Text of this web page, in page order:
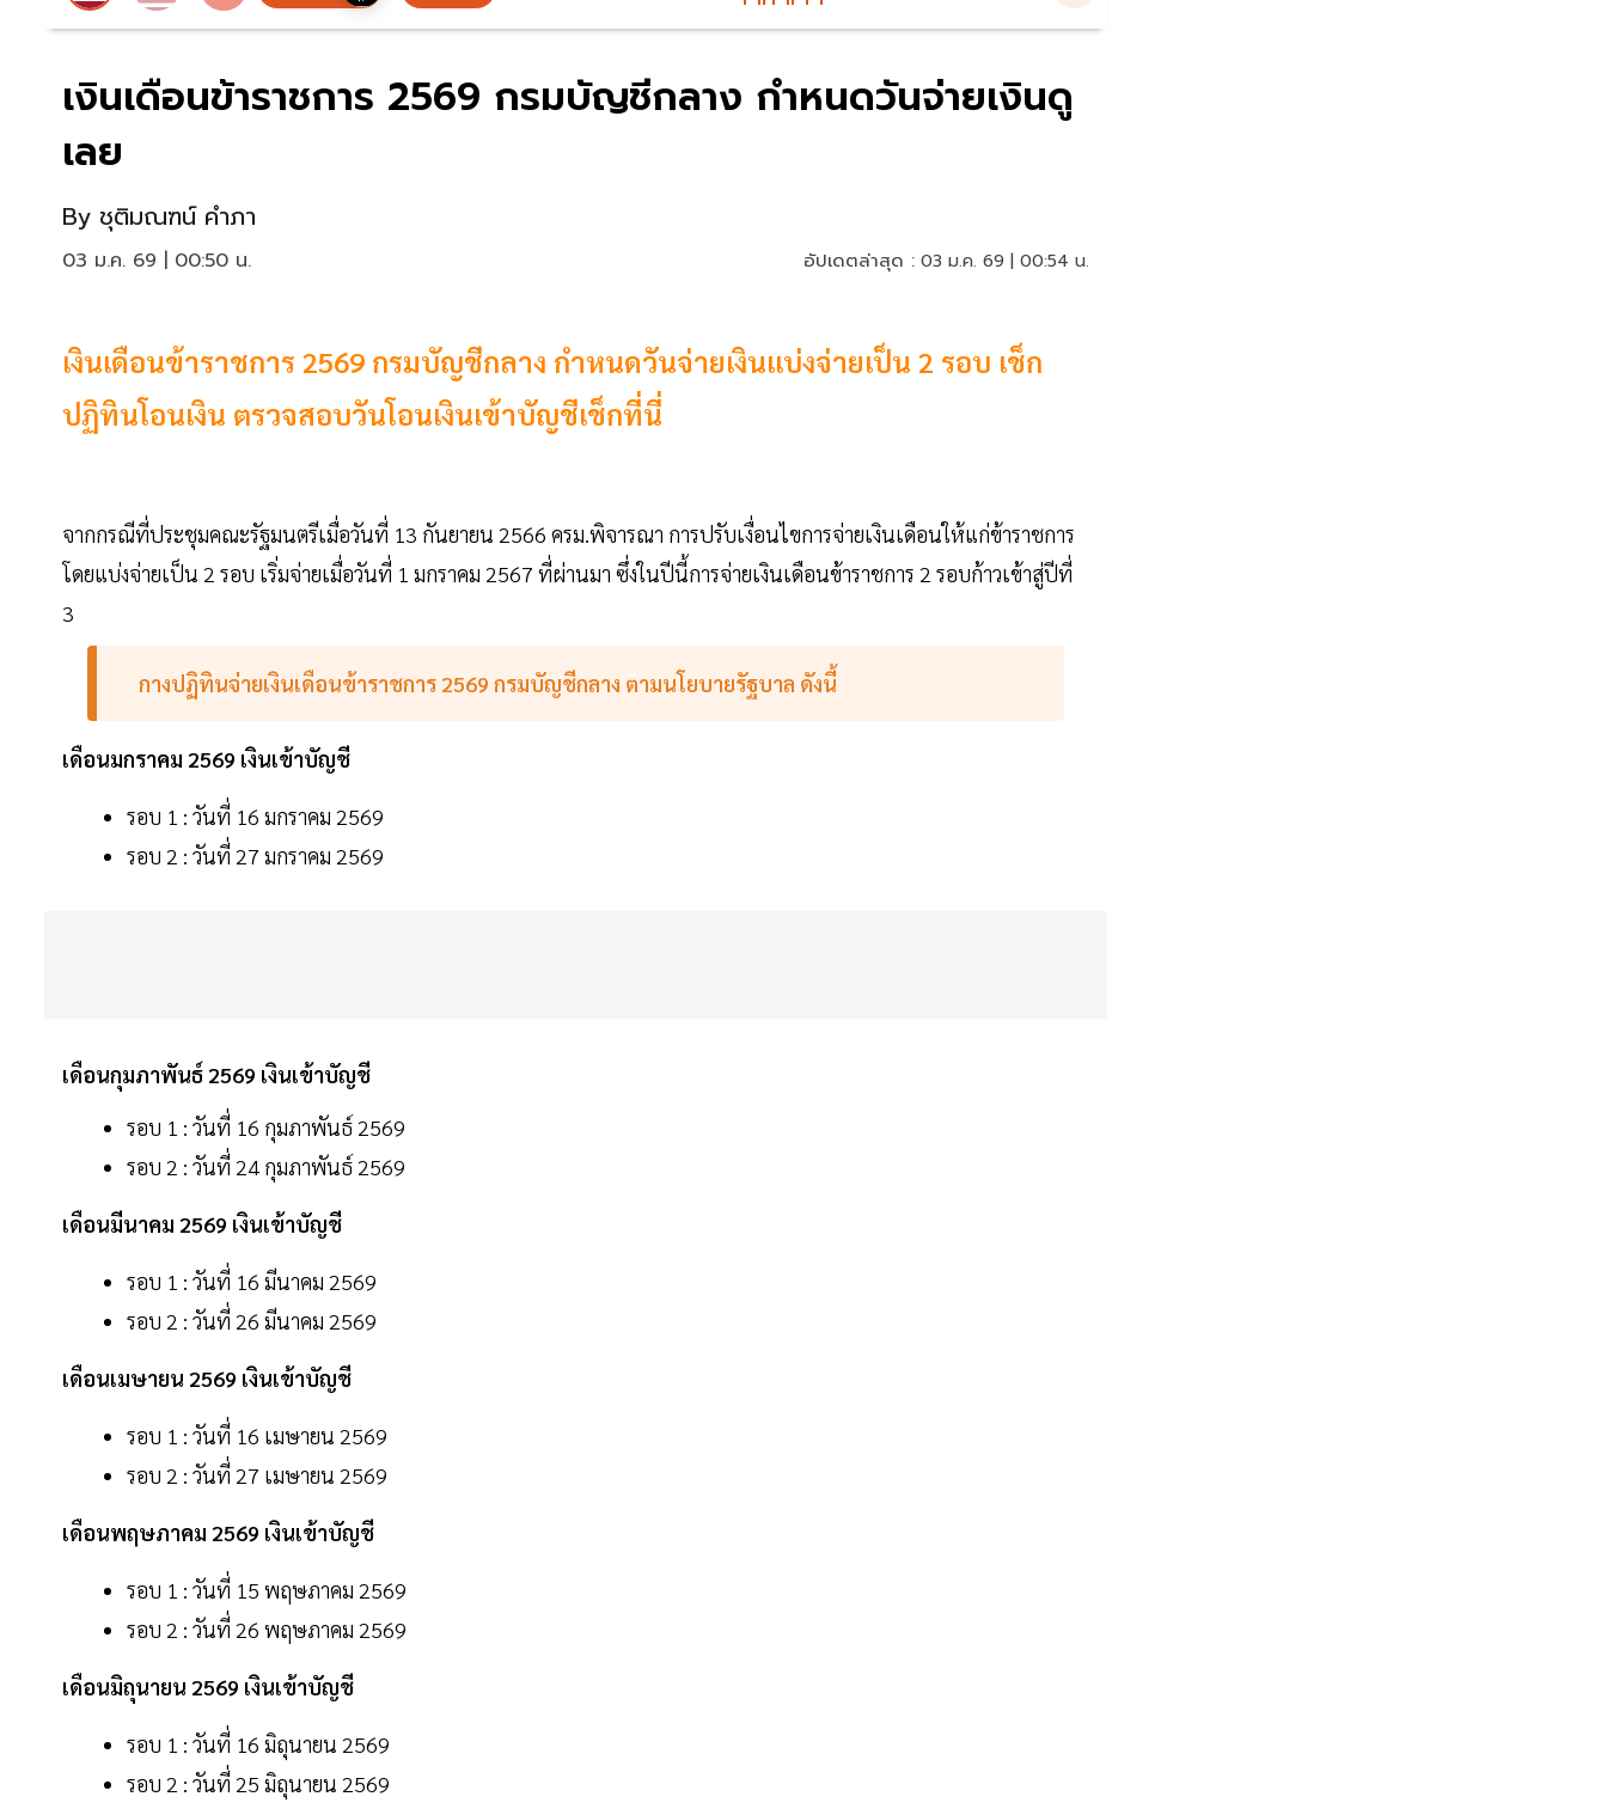
เงินเดือนข้าราชการ 2569 กรมบัญชีกลาง กำหนดวันจ่ายเงินดู
เลย
By ชุติมณฑน์ คำภา
03 ม.ค. 69 | 00:50 น. อัปเดตล่าสุด : 03 ม.ค. 69 | 00:54 น.
เงินเดือนข้าราชการ 2569 กรมบัญชีกลาง กำหนดวันจ่ายเงินแบ่งจ่ายเป็น 2 รอบ เช็ก
ปฏิทินโอนเงิน ตรวจสอบวันโอนเงินเข้าบัญชีเช็กที่นี่
จากกรณีที่ประชุมคณะรัฐมนตรีเมื่อวันที่ 13 กันยายน 2566 ครม.พิจารณา การปรับเงื่อนไขการจ่ายเงินเดือนให้แก่ข้าราชการ
โดยแบ่งจ่ายเป็น 2 รอบ เริ่มจ่ายเมื่อวันที่ 1 มกราคม 2567 ที่ผ่านมา ซึ่งในปีนี้การจ่ายเงินเดือนข้าราชการ 2 รอบก้าวเข้าสู่ปีที่
3
กางปฏิทินจ่ายเงินเดือนข้าราชการ 2569 กรมบัญชีกลาง ตามนโยบายรัฐบาล ดังนี้
เดือนมกราคม 2569 เงินเข้าบัญชี
รอบ 1 : วันที่ 16 มกราคม 2569
รอบ 2 : วันที่ 27 มกราคม 2569
เดือนกุมภาพันธ์ 2569 เงินเข้าบัญชี
รอบ 1 : วันที่ 16 กุมภาพันธ์ 2569
รอบ 2 : วันที่ 24 กุมภาพันธ์ 2569
เดือนมีนาคม 2569 เงินเข้าบัญชี
รอบ 1 : วันที่ 16 มีนาคม 2569
รอบ 2 : วันที่ 26 มีนาคม 2569
เดือนเมษายน 2569 เงินเข้าบัญชี
รอบ 1 : วันที่ 16 เมษายน 2569
รอบ 2 : วันที่ 27 เมษายน 2569
เดือนพฤษภาคม 2569 เงินเข้าบัญชี
รอบ 1 : วันที่ 15 พฤษภาคม 2569
รอบ 2 : วันที่ 26 พฤษภาคม 2569
เดือนมิถุนายน 2569 เงินเข้าบัญชี
รอบ 1 : วันที่ 16 มิถุนายน 2569
รอบ 2 : วันที่ 25 มิถุนายน 2569